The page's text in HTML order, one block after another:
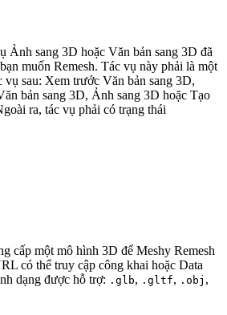
Ảnh sang 3D hoặc Văn bản sang 3D đã
muốn Remesh. Tác vụ này phải là một
vụ sau: Xem trước Văn bản sang 3D,
bản sang 3D, Ảnh sang 3D hoặc Tạo
ra, tác vụ phải có trạng thái
cấp một mô hình 3D để Meshy Remesh
có thể truy cập công khai hoặc Data
dạng được hỗ trợ: .glb, .gltf, .obj ,